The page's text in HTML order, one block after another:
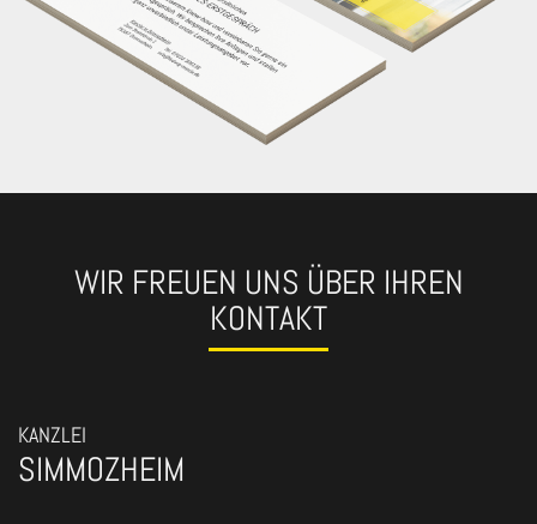
WIR FREUEN UNS ÜBER IHREN
KONTAKT
KANZLEI
SIMMOZHEIM